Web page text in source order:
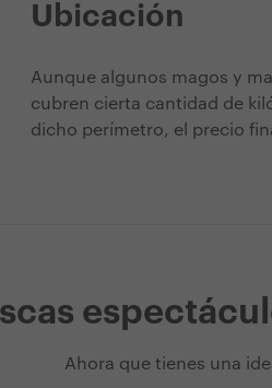
Ubicación
Aunque algunos magos y
cubren cierta cantidad de
dicho perímetro, el precio
Ahora que tienes una